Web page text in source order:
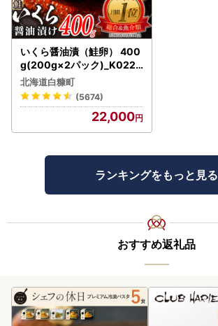
いくら醤油漬（鮭卵） 400
g(200g×2パック)_K022-
1676
北海道白糠町
(5674)
22,000
ランキングをもっと見る
おすすめ返礼品